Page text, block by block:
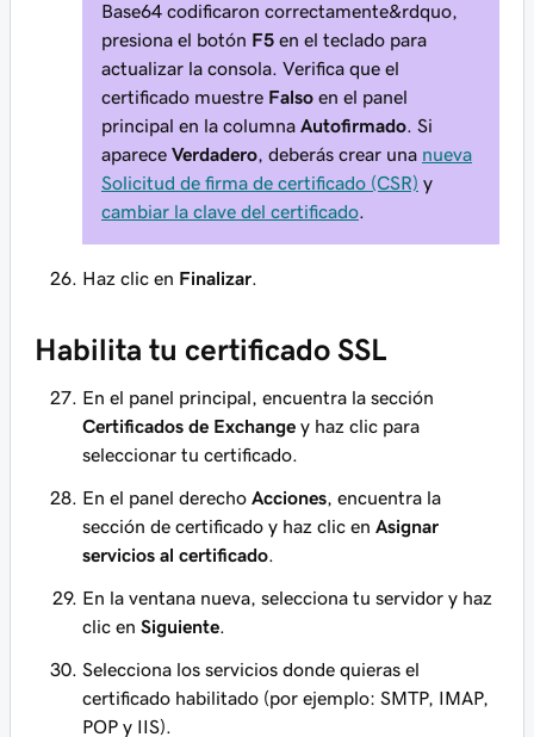
Base64 codificaron correctamente&rdquo
presiona el botón F5 en el teclado para
actualizar la consola. Verifica que el
certificado muestre Falso en el panel
principal en la columna Autofirmado . Si
aparece Verdadero , deberás crear una nueva
Solicitud de firma de certificado (CSR) y
cambiar la clave del certificado
Haz clic en Finalizar
Habilita tu certificado SSL
En el panel principal, encuentra la sección
Certificados de Exchange y haz clic para
seleccionar tu certificado.
En el panel derecho Acciones , encuentra la
sección de certificado y haz clic en Asignar
servicios al certificado
En la ventana nueva, selecciona tu servidor y haz
clic en Siguiente
Selecciona los servicios donde quieras el
certificado habilitado (por ejemplo: SMTP, IMAP,
POP y IIS).